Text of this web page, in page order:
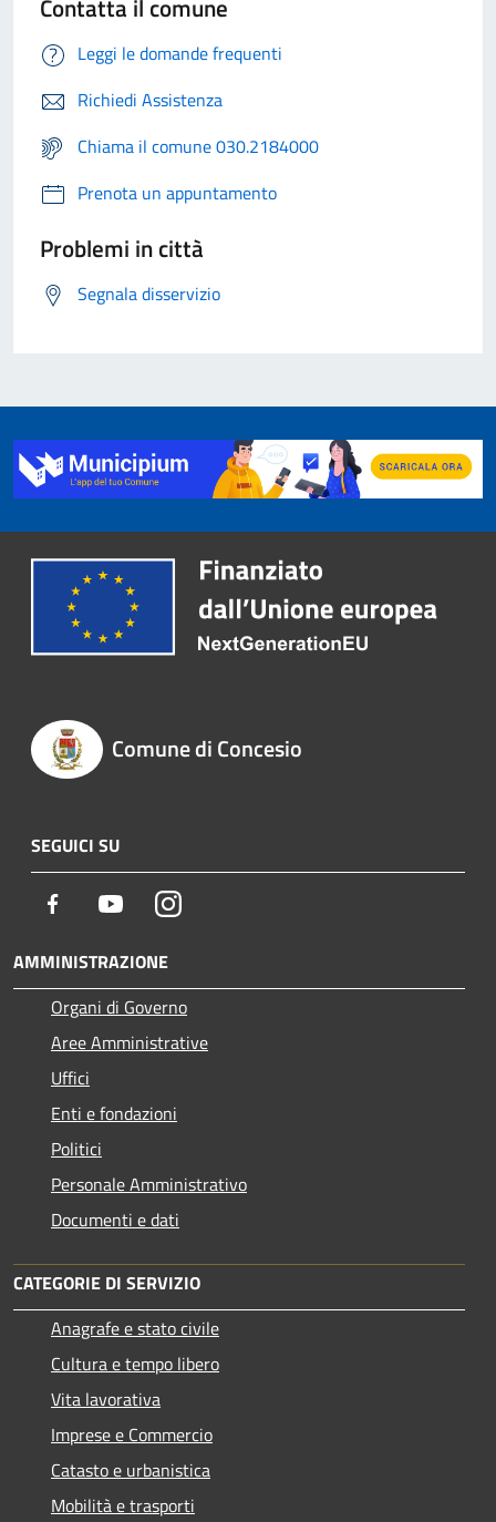
Contatta il comune
Leggi le domande frequenti
Richiedi Assistenza
Chiama il comune 030.2184000
Prenota un appuntamento
Problemi in città
Segnala disservizio
Comune di Concesio
SEGUICI SU
Facebook YoutubeInstagram
AMMINISTRAZIONE
Organi di Governo
Aree Amministrative
Uffici
Enti e fondazioni
Politici
Personale Amministrativo
Documenti e dati
CATEGORIE DI SERVIZIO
Anagrafe e stato civile
Cultura e tempo libero
Vita lavorativa
Imprese e Commercio
Catasto e urbanistica
Mobilità e trasporti